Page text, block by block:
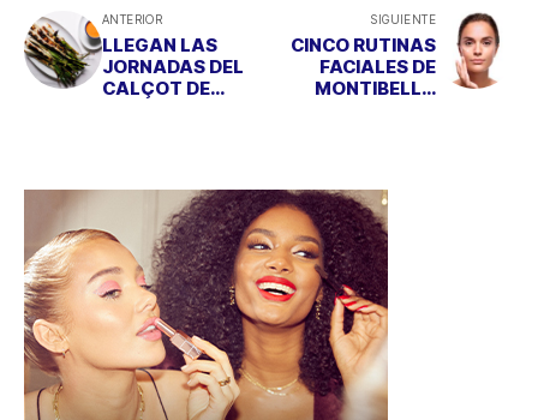
ANTERIOR
LLEGAN LAS
JORNADAS DEL
CALÇOT DE
SIGUIENTE
CINCO RUTINAS
FACIALES DE
MONTIBELLO